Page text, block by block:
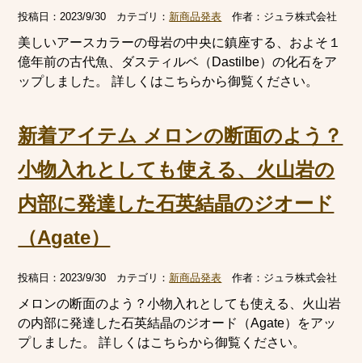
投稿日：2023/9/30 カテゴリ： 新商品発表 作者： ジュラ株式会社
美しいアースカラーの母岩の中央に鎮座する、およそ１
億年前の古代魚、ダスティルベ（Dastilbe）の化石をア
ップしました。 詳しくはこちらから御覧ください。
新着アイテム メロンの断面のよう？
小物入れとしても使える、火山岩の
内部に発達した石英結晶のジオード
（Agate）
投稿日：2023/9/30 カテゴリ： 新商品発表 作者： ジュラ株式会社
メロンの断面のよう？小物入れとしても使える、火山岩
の内部に発達した石英結晶のジオード（Agate）をアッ
プしました。 詳しくはこちらから御覧ください。